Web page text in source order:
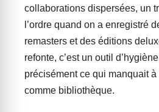
collaborations dispersées, un
l’ordre quand on a enregistré
remasters et des éditions
refonte, c’est un outil
précisément ce qui manquait
comme bibliothèque.